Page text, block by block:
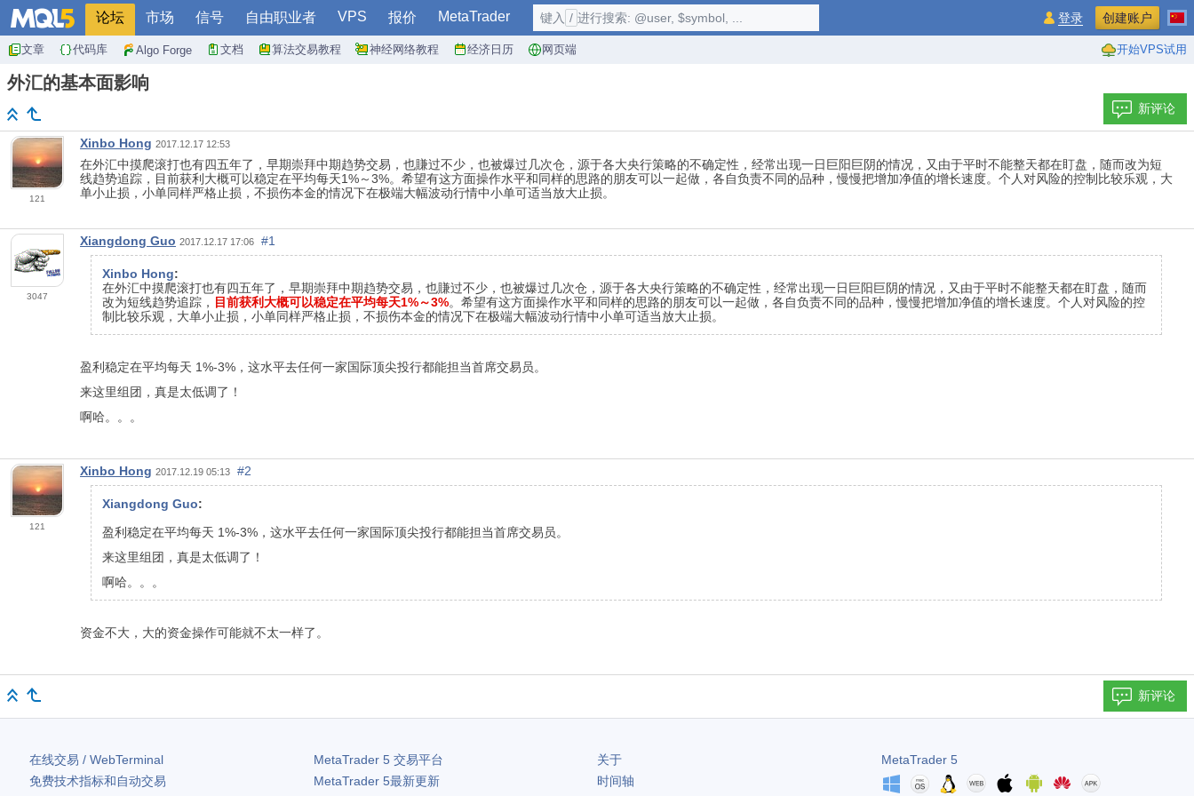
论坛 市场 信号 自由职业者 VPS 报价 MetaTrader
文章 代码库 Algo Forge 文档 算法交易教程 神经网络教程 经济日历 网页端 开始VPS试用
键入 / 进行搜索: @user, $symbol, ... 登录 创建账户
外汇的基本面影响
新评论
121
Xinbo Hong 2017.12.17 12:53
在外汇中摸爬滚打也有四五年了，早期崇拜中期趋势交易，也賺过不少，也被爆过几次仓，源于各大央行策略的不确定性，经常出现一日巨阳巨阴的情况，又由于平时不能整天都在盯盘，随而改为短
线趋势追踪，目前获利大概可以稳定在平均每天1%～3%。希望有这方面操作水平和同样的思路的朋友可以一起做，各自负责不同的品种，慢慢把增加净值的增长速度。个人对风险的控制比较乐观，大
单小止损，小单同样严格止损，不损伤本金的情况下在极端大幅波动行情中小单可适当放大止损。
3047
Xiangdong Guo 2017.12.17 17:06 #1
Xinbo Hong:
在外汇中摸爬滚打也有四五年了，早期崇拜中期趋势交易，也賺过不少，也被爆过几次仓，源于各大央行策略的不确定性，经常出现一日巨阳巨阴的情况，又由于平时不能整天都在盯盘，随而
改为短线趋势追踪， 目前获利大概可以稳定在平均每天1%～3%。希望有这方面操作水平和同样的思路的朋友可以一起做，各自负责不同的品种，慢慢把增加净值的增长速度。个人对风险的控
制比较乐观，大单小止损，小单同样严格止损，不损伤本金的情况下在极端大幅波动行情中小单可适当放大止损。
盈利稳定在平均每天 1%-3%，这水平去任何一家国际顶尖投行都能担当首席交易员。
来这里组团，真是太低调了！
啊哈。。。
121
Xinbo Hong 2017.12.19 05:13 #2
Xiangdong Guo:
盈利稳定在平均每天 1%-3%，这水平去任何一家国际顶尖投行都能担当首席交易员。
来这里组团，真是太低调了！
啊哈。。。
资金不大，大的资金操作可能就不太一样了。
新评论
在线交易 / WebTerminal
免费技术指标和自动交易
MetaTrader 5交易平台
MetaTrader 5最新更新
关于
时间轴
MetaTrader 5